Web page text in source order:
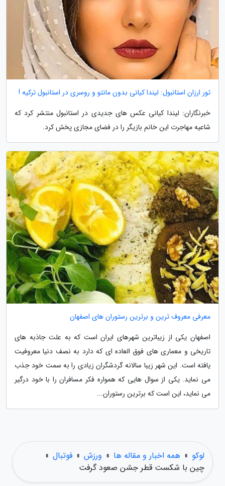
تور ارزان استانبول: لیندا کیانی بدون مانتو و روسری در استانبول ترکیه !
خبرنگاران: لیندا کیانی عکس های جدیدی در استانبول منتشر کرد که
شاعیه مهاجرت این خانم بازیگر را در فضای مجازی پخش کرد.
معرفی معروف ترین و برترین رستوران های اصفهان
اصفهان یکی از زیباترین شهرهای ایران است که به علت جاذبه های
تاریخی و معماری های فوق العاده ای که دارد به نصف دنیا معروفیت
یافته است. این شهر زیبا سالانه گردشگران زیادی را به سمت خود جذب
می نماید. یکی از سوال هایی که همواره فکر مسافران را با خود درگیر
می نماید، این است که برترین رستوران...
لوکو » همه اخبار و مقاله ها » ورزش » فوتبال »
چین با شکست قطر جشن صعود گرفت